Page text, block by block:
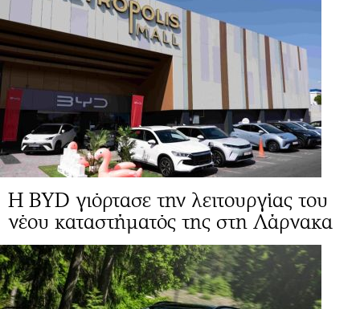
Η BYD γιόρτασε την λειτουργίας του
νέου καταστήματός της στη Λάρνακα